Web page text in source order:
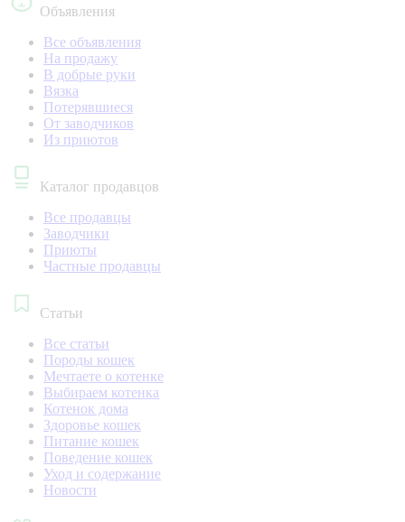
Объявления
Все объявления
На продажу
В добрые руки
Вязка
Потерявшиеся
От заводчиков
Из приютов
Каталог продавцов
Все продавцы
Заводчики
Приюты
Частные продавцы
Статьи
Все статьи
Породы кошек
Мечтаете о котенке
Выбираем котенка
Котенок дома
Здоровье кошек
Питание кошек
Поведение кошек
Уход и содержание
Новости